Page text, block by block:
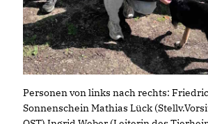
Personen von links nach rechts:
Sonnenschein Mathias Lück